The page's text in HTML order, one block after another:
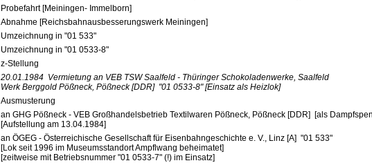
Probefahrt [Meiningen- Immelborn]
Abnahme [Reichsbahnausbesserungswerk Meiningen]
Umzeichnung in "01 533"
Umzeichnung in "01 0533-8"
z-Stellung
20.01.1984 Vermietung an VEB TSW Saalfeld - Thüringer Schokoladenwerke, Saalfeld
Werk Berggold Pößneck, Pößneck [DDR] "01 0533-8" [Einsatz als Heizlok]
Ausmusterung
an GHG Pößneck - VEB Großhandelsbetrieb Textilwaren Pößneck, Pößneck [DDR] [als
[Aufstellung am 13.04.1984]
an ÖGEG - Österreichische Gesellschaft für Eisenbahngeschichte e. V., Linz [A] "01 533"
[Lok seit 1996 im Museumsstandort Ampflwang beheimatet]
[zeitweise mit Betriebsnummer "01 0533-7" (!) im Einsatz]